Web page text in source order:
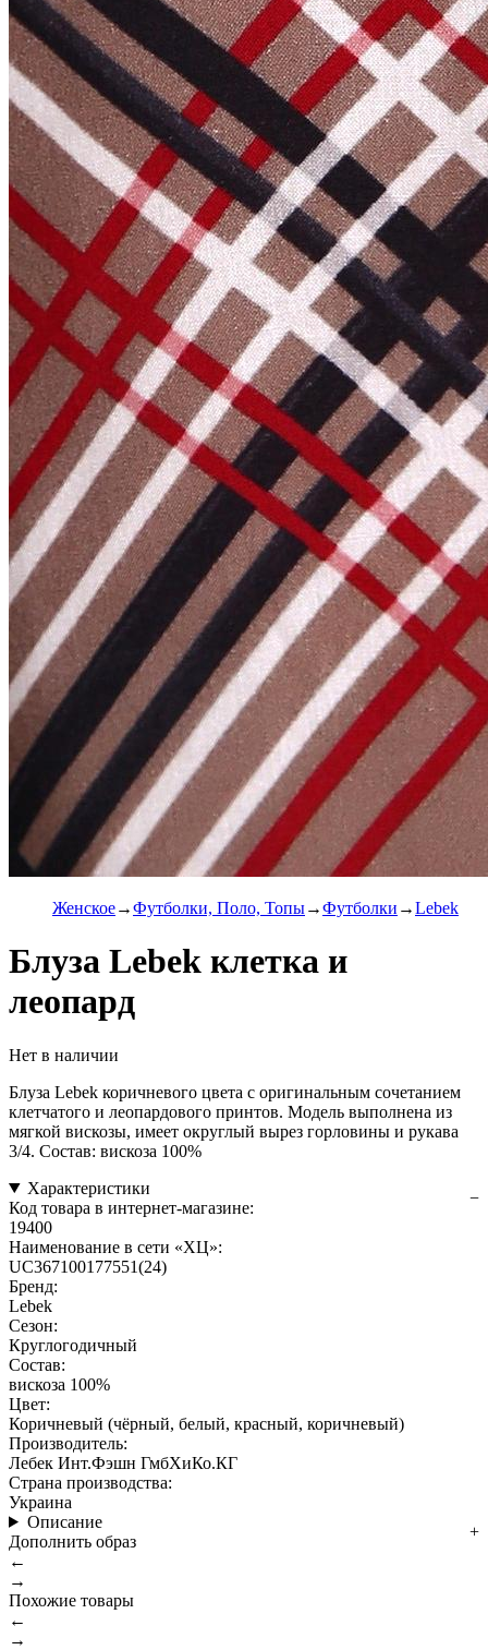
Женское Футболки, Поло, Топы Футболки Lebek
Блуза Lebek клетка и
леопард
Нет в наличии
Блуза Lebek коричневого цвета с оригинальным сочетанием
клетчатого и леопардового принтов. Модель выполнена из
мягкой вискозы, имеет округлый вырез горловины и рукава
3/4. Состав: вискоза 100%
Характеристики
Код товара в интернет-магазине:
19400
Наименование в сети «ХЦ»:
UC367100177551(24)
Бренд:
Lebek
Сезон:
Круглогодичный
Состав:
вискоза 100%
Цвет:
Коричневый (чёрный, белый, красный, коричневый)
Производитель:
Лебек Инт.Фэшн ГмбХиКо.КГ
Страна производства:
Украина
Описание
Дополнить образ
←
→
Похожие товары
←
→